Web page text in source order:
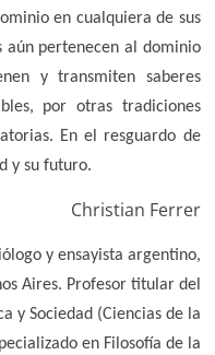
en cualquiera de sus
aún pertenecen al dominio
y transmiten saberes
por otras tradiciones
En el resguardo de
y su futuro.
Christian Ferrer
y ensayista argentino,
Aires. Profesor titular del
y Sociedad (Ciencias de la
en Filosofía de la